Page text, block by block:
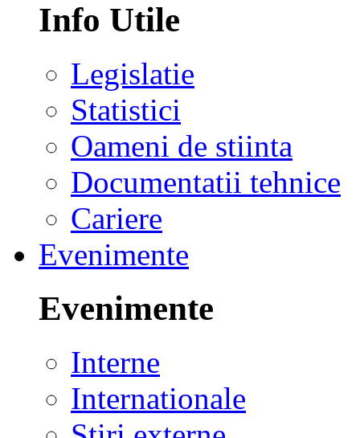
Info Utile
Legislatie
Statistici
Oameni de stiinta
Documentatii tehnice
Cariere
Evenimente
Evenimente
Interne
Internationale